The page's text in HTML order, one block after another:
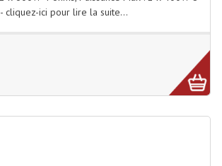
- cliquez-ici pour lire la suite...